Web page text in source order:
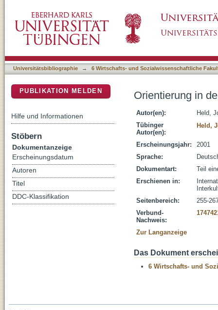
Universitätsbibliographie → 6 Wirtschafts- und Sozialwissenschaftliche
Orientierung in
Autor(en):
Held,
Tübinger
Autor(en):
Held,
Erscheinungsjahr:
2001
Sprache:
Dokumentart:
Teil
Erschienen in:
Seitenbereich:
255-
Verbund-
Nachweis:
Zur Langanzeige
Das Dokument
6 Wirtschafts- und
PUBLIKATION MELDEN
Hilfe und Informationen
Stöbern
Dokumentanzeige
Erscheinungsdatum
Autoren
Titel
DDC-Klassifikation